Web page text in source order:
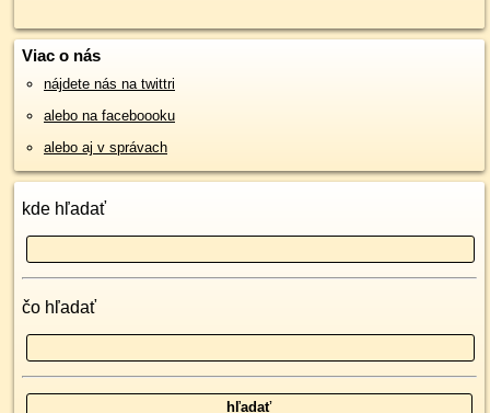
Viac o nás
nájdete nás na twittri
alebo na faceboooku
alebo aj v správach
kde hľadať
čo hľadať